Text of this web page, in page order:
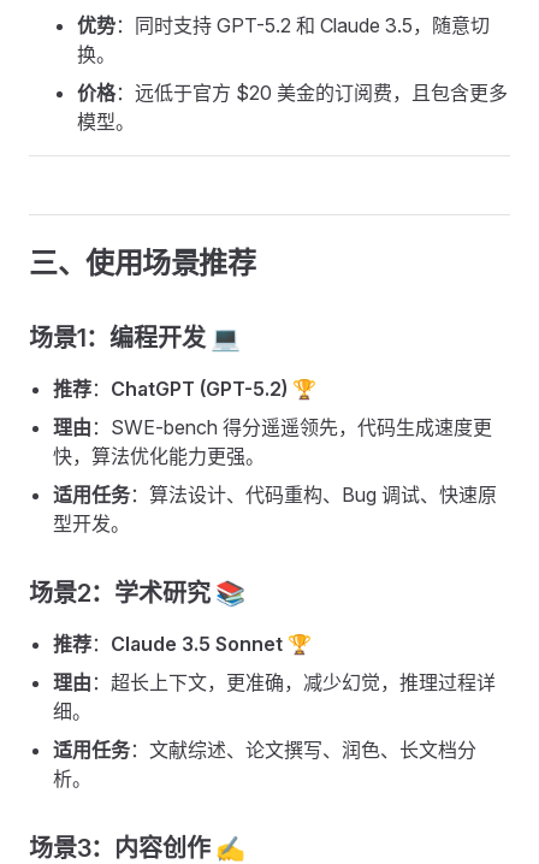
优势：同时支持 GPT-5.2 和 Claude 3.5，随意切
换。
价格：远低于官方 $20 美金的订阅费，且包含更多
模型。
三、使用场景推荐
场景1：编程开发 💻
推荐： ChatGPT (GPT-5.2) 🏆
理由 ：SWE-bench 得分遥遥领先，代码生成速度更
快，算法优化能力更强。
适用任务：算法设计、代码重构、Bug 调试、快速原
型开发。
场景2：学术研究 📚
推荐： Claude 3.5 Sonnet 🏆
理由 ：超长上下文，更准确，减少幻觉，推理过程详
细。
适用任务：文献综述、论文撰写、润色、长文档分
析。
场景3：内容创作 ✍️